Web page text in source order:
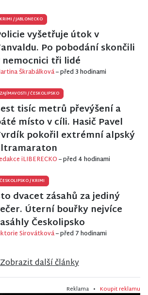
KRIMI /JABLONECKO
vyšetřuje útok v
Po pobodání skončili
nemocnici tři lidé
Škrabálková– před 3 hodinami
ZAJÍMAVOSTI /ČESKOLIPSKO
tisíc metrů převýšení a
místo v cíli. Hasič Pavel
pokořil extrémní alpský
iLIBERECKO– před 4 hodinami
ČESKOLIPSKO/KRIMI
dvacet zásahů za jediný
Úterní bouřky nejvíce
Českolipsko
Sirovátková– před 7 hodinami
Zobrazit další články
Reklama • Koupit reklamu